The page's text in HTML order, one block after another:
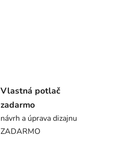
Vlastná potlač
zadarmo
návrh a úprava dizajnu
ZADARMO